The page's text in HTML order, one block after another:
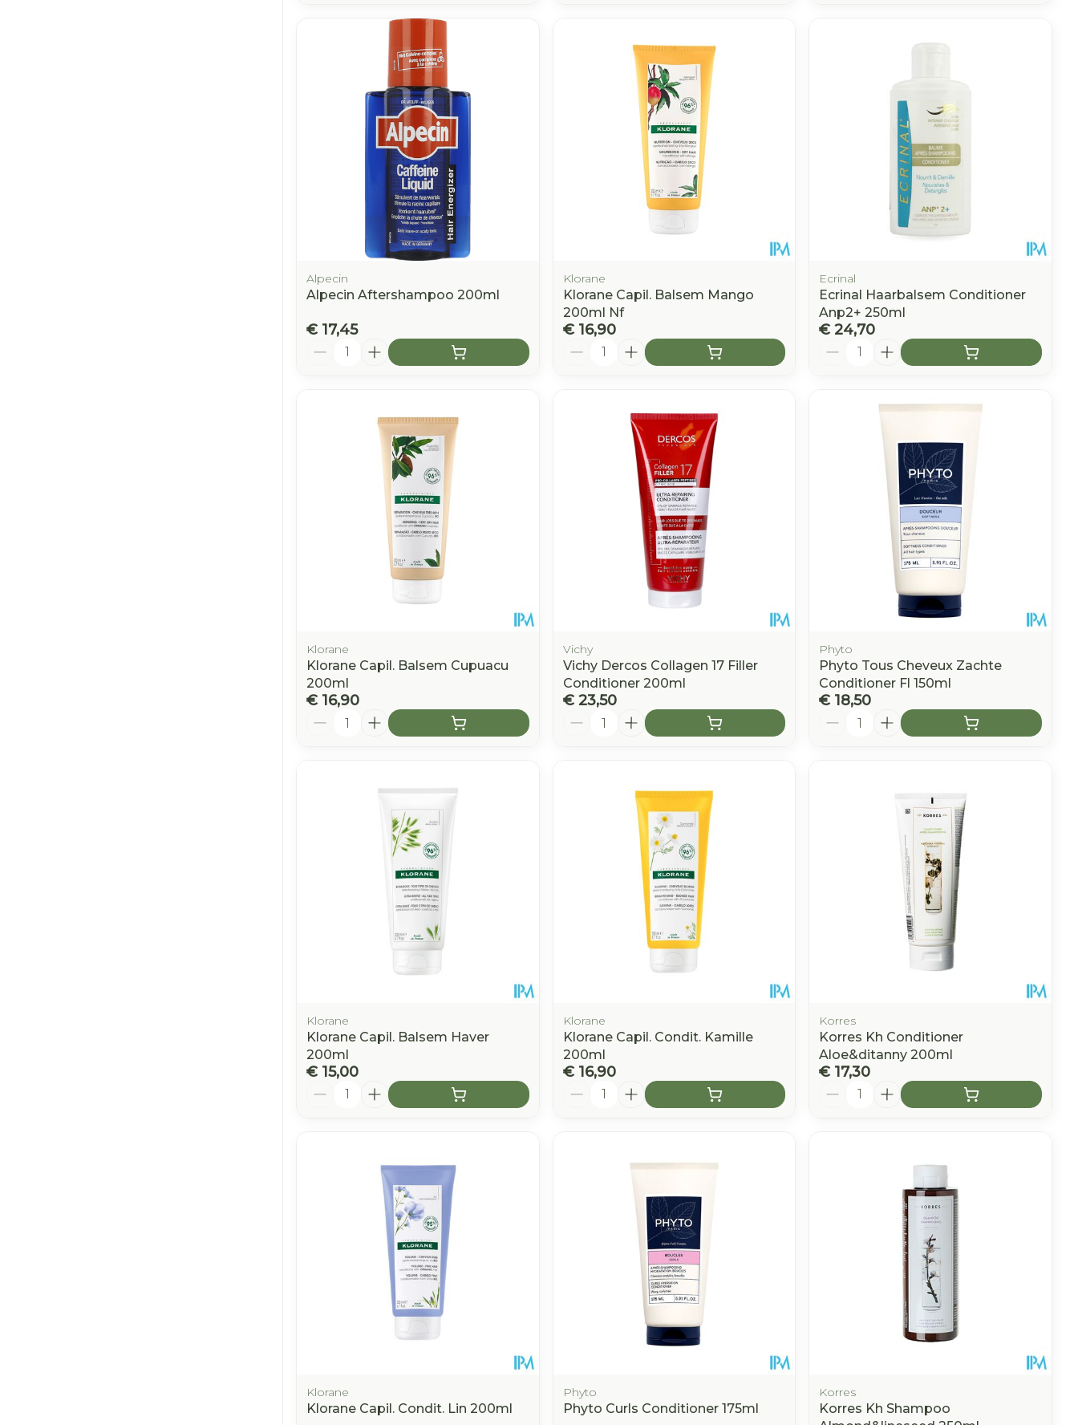
Alpecin
Alpecin Aftershampoo 200ml
€ 17,45
Aantal
Klorane
Klorane Capil. Balsem Mango
200ml Nf
€ 16,90
Aantal
Ecrinal
Ecrinal Haarbalsem Conditioner
Anp2+ 250ml
€ 24,70
Aantal
Klorane
Klorane Capil. Balsem Cupuacu
200ml
€ 16,90
Aantal
Vichy
Vichy Dercos Collagen 17 Filler
Conditioner 200ml
€ 23,50
Aantal
Phyto
Phyto Tous Cheveux Zachte
Conditioner Fl 150ml
€ 18,50
Aantal
Klorane
Klorane Capil. Balsem Haver
200ml
€ 15,00
Aantal
Klorane
Klorane Capil. Condit. Kamille
200ml
€ 16,90
Aantal
Korres
Korres Kh Conditioner
Aloe&ditanny 200ml
€ 17,30
Aantal
Klorane
Klorane Capil. Condit. Lin 200ml
Phyto
Phyto Curls Conditioner 175ml
Korres
Korres Kh Shampoo